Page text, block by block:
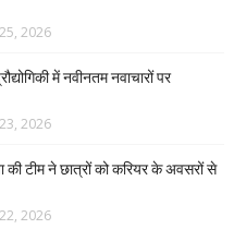
2026
में नवीनतम नवाचारों पर
2026
की टीम ने छात्रों को करियर के अवसरों से
2026